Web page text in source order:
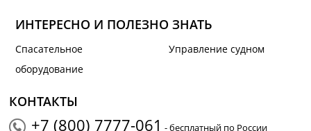
ИНТЕРЕСНО И ПОЛЕЗНО ЗНАТЬ
Спасательное
оборудование
Управление судном
КОНТАКТЫ
+7 (800) 7777-061 - бесплатный по России